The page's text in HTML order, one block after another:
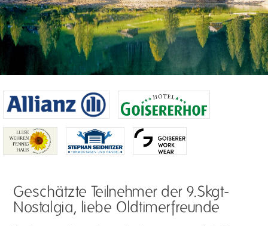
Geschätzte Teilnehmer der 9.Skgt-
Nostalgia, liebe Oldtimerfreunde